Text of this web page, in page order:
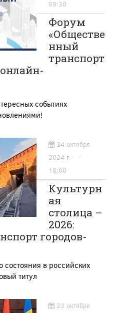
09:30
Форум
«Обществе
нный
транспорт
событиях
24 октября
2024 г. —
18:00
Культурн
ая
столица –
2026:
городов-
состояния в российских
титул
23 октября